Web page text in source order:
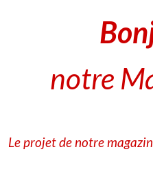
de
sur des
guerre,
à
décédé le
son
à travers
notre
Le projet de notre